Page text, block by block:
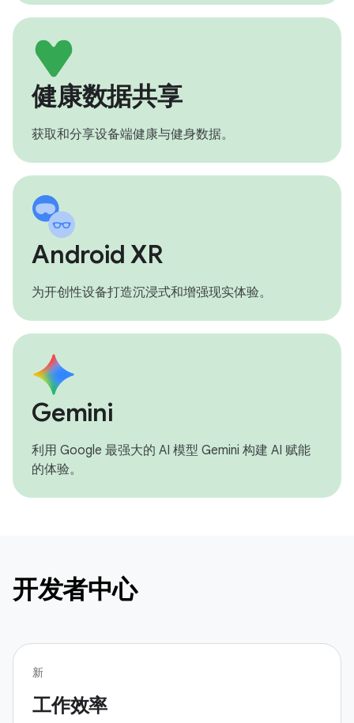
健康数据共享
获取和分享设备端健康与健身数据。
Android XR
为开创性设备打造沉浸式和增强现实体验。
Gemini
利用 Google 最强大的 AI 模型 Gemini 构建 AI 赋能
的体验。
开发者中心
新
工作效率